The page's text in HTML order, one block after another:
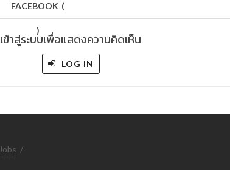
FACEBOOK (
)
เข้าสู่ระบบเพื่อแสดงความคิดเห็น
LOG IN
Jobs /